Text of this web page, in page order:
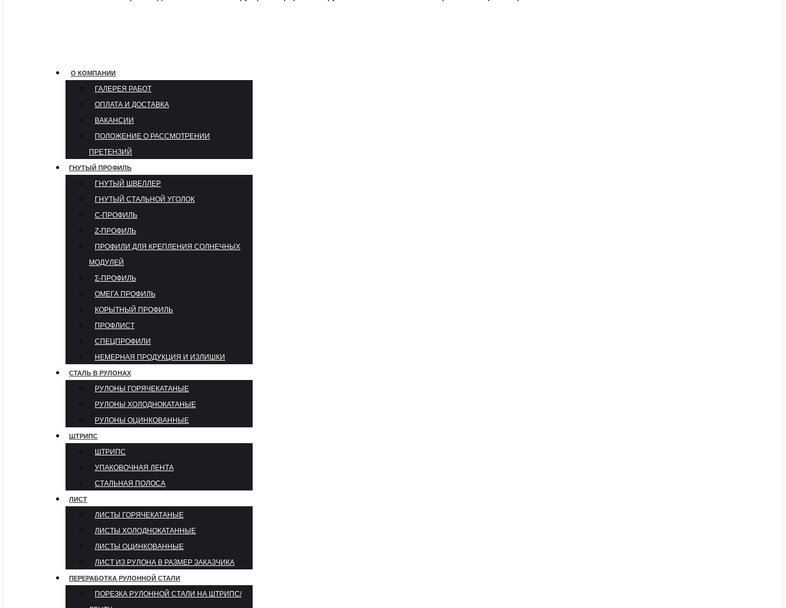
О КОМПАНИИ
ГАЛЕРЕЯ РАБОТ
ОПЛАТА И ДОСТАВКА
ВАКАНСИИ
ПОЛОЖЕНИЕ О РАССМОТРЕНИИ
ПРЕТЕНЗИЙ
ГНУТЫЙ ПРОФИЛЬ
ГНУТЫЙ ШВЕЛЛЕР
ГНУТЫЙ СТАЛЬНОЙ УГОЛОК
С-ПРОФИЛЬ
Z-ПРОФИЛЬ
ПРОФИЛИ ДЛЯ КРЕПЛЕНИЯ СОЛНЕЧНЫХ
МОДУЛЕЙ
Σ-ПРОФИЛЬ
ОМЕГА ПРОФИЛЬ
КОРЫТНЫЙ ПРОФИЛЬ
ПРОФЛИСТ
СПЕЦПРОФИЛИ
НЕМЕРНАЯ ПРОДУКЦИЯ И ИЗЛИШКИ
СТАЛЬ В РУЛОНАХ
РУЛОНЫ ГОРЯЧЕКАТАНЫЕ
РУЛОНЫ ХОЛОДНОКАТАНЫЕ
РУЛОНЫ ОЦИНКОВАННЫЕ
ШТРИПС
ШТРИПС
УПАКОВОЧНАЯ ЛЕНТА
СТАЛЬНАЯ ПОЛОСА
ЛИСТ
ЛИСТЫ ГОРЯЧЕКАТАНЫЕ
ЛИСТЫ ХОЛОДНОКАТАННЫЕ
ЛИСТЫ ОЦИНКОВАННЫЕ
ЛИСТ ИЗ РУЛОНА В РАЗМЕР ЗАКАЗЧИКА
ПЕРЕРАБОТКА РУЛОННОЙ СТАЛИ
ПОРЕЗКА РУЛОННОЙ СТАЛИ НА ШТРИПС/